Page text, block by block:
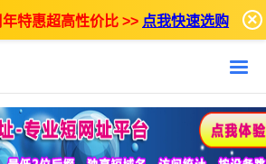
特惠超高性价比 >> 点我快速选购 ×